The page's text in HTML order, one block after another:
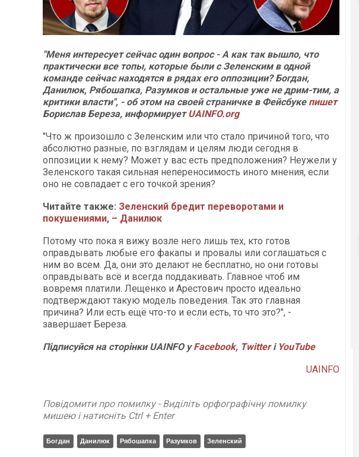
"Меня интересует сейчас один вопрос - А как так вышло, что
практически все топы, которые были с Зеленским в одной
команде сейчас находятся в рядах его оппозиции? Богдан,
Данилюк, Рябошапка, Разумков и остальные уже не дрим-тим, а
критики власти", - об этом на своей страничке в Фейсбуке пишет
Борислав Береза, информируетUAINFO.org
"Что ж произошло с Зеленским или что стало причиной того, что
абсолютно разные, по взглядам и целям люди сегодня в
оппозиции к нему? Может у вас есть предположения? Неужели у
Зеленского такая сильная непереносимость иного мнения, если
оно не совпадает с его точкой зрения?
Читайте также: Зеленский бредит переворотами и
покушениями, – Данилюк
Потому что пока я вижу возле него лишь тех, кто готов
оправдывать любые его факапы и провалы или соглашаться с
ним во всем. Да, они это делают не бесплатно, но они готовы
оправдывать всё и всегда поддакивать. Главное чтоб им
вовремя платили. Лещенко и Арестович просто идеально
подтверждают такую модель поведения. Так это главная
причина? Или есть ещё что-то и если есть, то что это?", -
завершает Береза.
Підписуйся на сторінки UAINFO уFacebook, Twitterі YouTube
UAINFO
Повідомити про помилку - Виділіть орфографічну помилку
мишею і натисніть Ctrl + Enter
Богдан Данилюк Рябошапка Разумков Зеленский